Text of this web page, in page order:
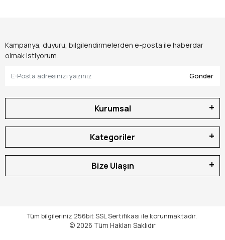
Kampanya, duyuru, bilgilendirmelerden e-posta ile haberdar
olmak istiyorum.
Gönder
Kurumsal
Kategoriler
Bize Ulaşın
Tüm bilgileriniz 256bit SSL Sertifikası ile korunmaktadır.
© 2026 Tüm Hakları Saklıdır